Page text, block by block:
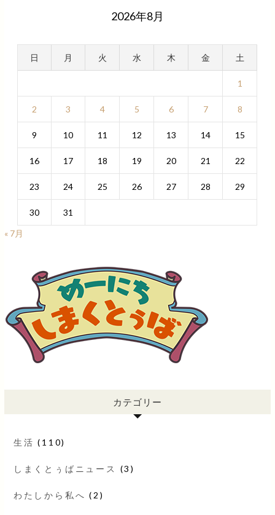
2026年8月
日 月 火 水 木 金 土
1
2 3 4 5 6 7 8
9 10 11 12 13 14 15
16 17 18 19 20 21 22
23 24 25 26 27 28 29
30
31
« 7月
カテゴリー
生活 (110)
しまくとぅばニュース (3)
わたしから私へ (2)